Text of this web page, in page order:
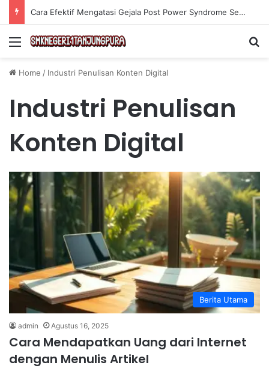
Cara Efektif Mengatasi Gejala Post Power Syndrome Setelah Pensiun Kerja
Menu
Home / Industri Penulisan Konten Digital
Industri Penulisan
Konten Digital
Berita Utama
admin Agustus 16, 2025
Cara Mendapatkan Uang dari Internet
dengan Menulis Artikel